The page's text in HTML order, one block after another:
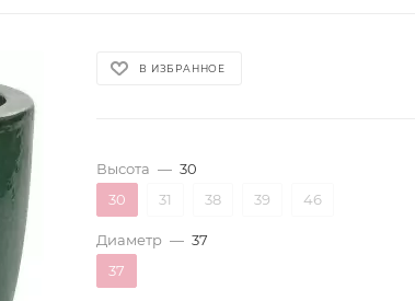
В ИЗБРАННОЕ
Высота — 30
30
31 38 39 46
Диаметр — 37
37